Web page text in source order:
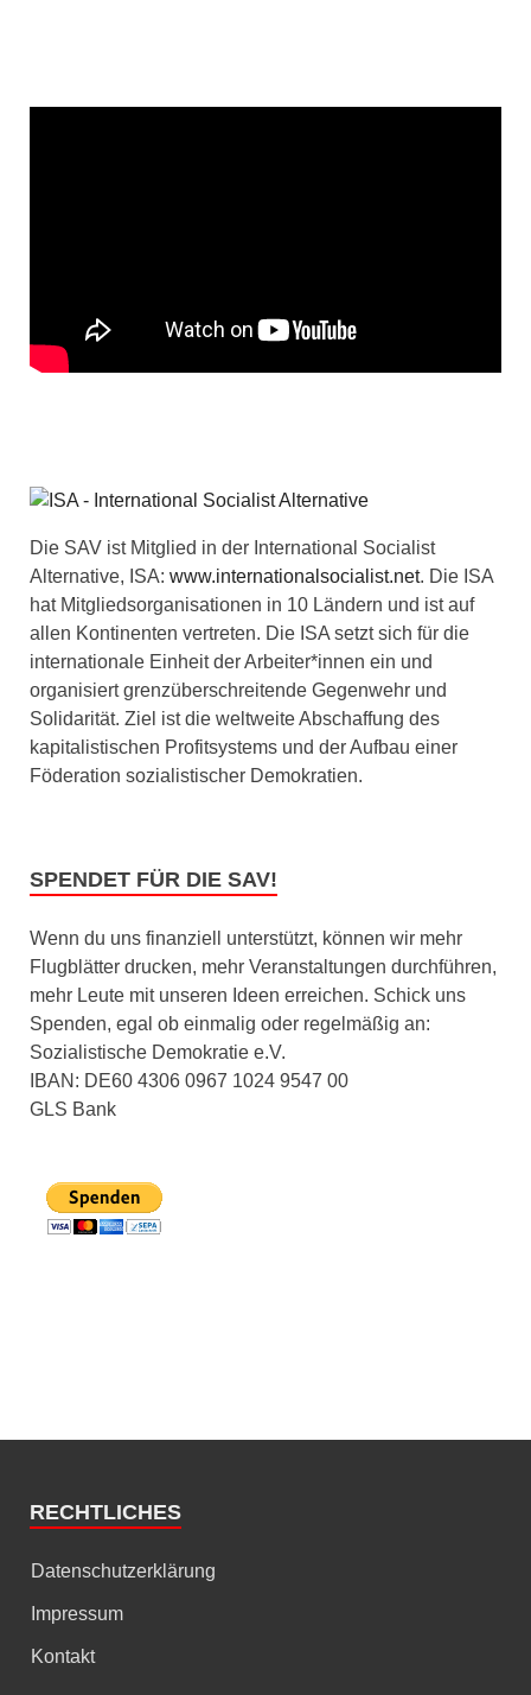
Die SAV ist Mitglied in der International Socialist
Alternative, ISA: www.internationalsocialist.net. Die ISA
hat Mitgliedsorganisationen in 10 Ländern und ist auf
allen Kontinenten vertreten. Die ISA setzt sich für die
internationale Einheit der Arbeiter*innen ein und
organisiert grenzüberschreitende Gegenwehr und
Solidarität. Ziel ist die weltweite Abschaffung des
kapitalistischen Profitsystems und der Aufbau einer
Föderation sozialistischer Demokratien.
SPENDET FÜR DIE SAV!
Wenn du uns finanziell unterstützt, können wir mehr
Flugblätter drucken, mehr Veranstaltungen durchführen,
mehr Leute mit unseren Ideen erreichen. Schick uns
Spenden, egal ob einmalig oder regelmäßig an:
Sozialistische Demokratie e.V.
IBAN: DE60 4306 0967 1024 9547 00
GLS Bank
RECHTLICHES
Datenschutzerklärung
Impressum
Kontakt